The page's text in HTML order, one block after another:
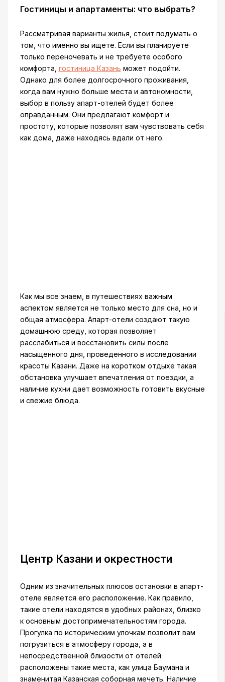
Гостиницы и апартаменты: что выбрать?
Рассматривая варианты жилья, стоит подумать о
том, что именно вы ищете. Если вы планируете
только переночевать и не требуете особого
комфорта, гостиница Казань может подойти.
Однако для более долгосрочного проживания,
когда вам нужно больше места и автономности,
выбор в пользу апарт-отелей будет более
оправданным. Они предлагают комфорт и
простоту, которые позволят вам чувствовать себя
как дома, даже находясь вдали от него.
Как мы все знаем, в путешествиях важным
аспектом является не только место для сна, но и
общая атмосфера. Апарт-отели создают такую
домашнюю среду, которая позволяет
расслабиться и восстановить силы после
насыщенного дня, проведенного в исследовании
красоты Казани. Даже на коротком отдыхе такая
обстановка улучшает впечатления от поездки, а
наличие кухни дает возможность готовить вкусные
и свежие блюда.
Центр Казани и окрестности
Одним из значительных плюсов остановки в апарт-
отеле является его расположение. Как правило,
такие отели находятся в удобных районах, близко
к основным достопримечательностям города.
Прогулка по историческим улочкам позволит вам
погрузиться в атмосферу города, а в
непосредственной близости от отелей
расположены такие места, как улица Баумана и
знаменитая Казанская соборная мечеть. Наличие